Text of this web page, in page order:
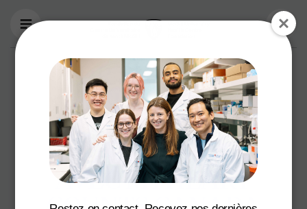
Aller au contenu principal
DR SHARMA
VEUT FAIRE
BOUGER LES
CANADIENS
AVEC MYHEART